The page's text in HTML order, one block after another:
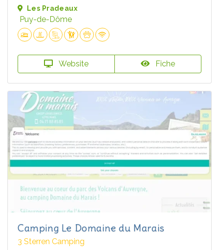
Les Pradeaux
Puy-de-Dôme
Website Fiche
Camping Le Domaine du Marais
3 Sterren Camping